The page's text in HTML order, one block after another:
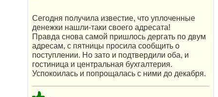
Сегодня получила известие, что уплоченные
денежки нашли-таки своего адресата!
Правда снова самой пришлось дергать по двум
адресам, с пятницы просила сообщить о
поступлении. Но зато и подтвердили оба, и
гостиница и центральная бухгалтерия.
Успокоилась и попрощалась с ними до декабря.